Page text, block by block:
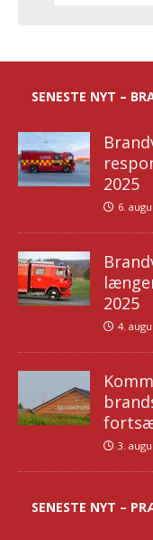
SENESTE NYT –
2025
6.
2025
4.
3.
SENESTE NYT –